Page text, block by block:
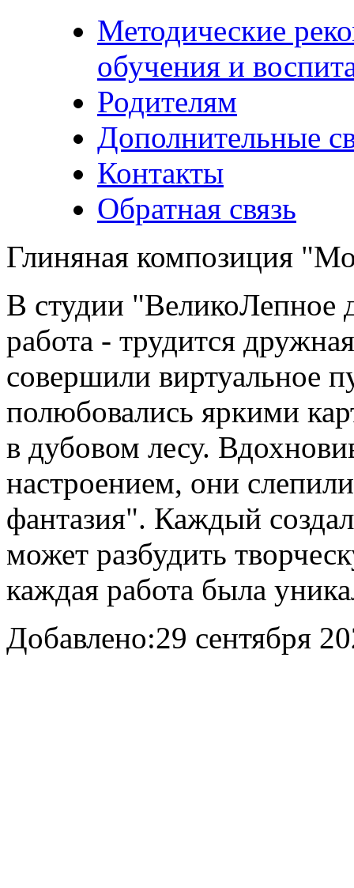
Методические
обучения и
Родителям
Дополнительные
Контакты
Обратная связь
Глиняная композиция
В студии "ВеликоЛепное
работа - трудится
совершили виртуальное
полюбовались яркими
в дубовом лесу.
настроением, они
фантазия". Каждый
может разбудить
каждая работа была
Добавлено:29 сентября